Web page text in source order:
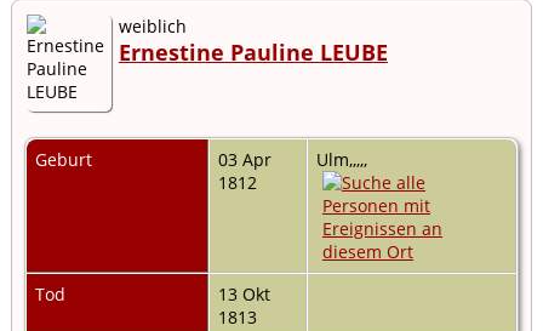
weiblich
Ernestine Pauline LEUBE
Geburt
03 Apr
1812
Ulm,,,,,
Tod
13 Okt
1813